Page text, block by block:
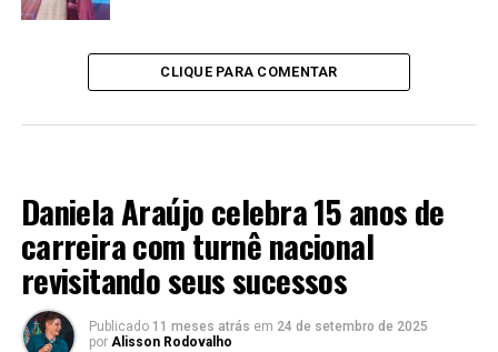
CLIQUE PARA COMENTAR
Daniela Araújo celebra 15 anos de
carreira com turnê nacional
revisitando seus sucessos
Publicado 11 meses atrás em 24 de setembro de 2025
por Alisson Rodovalho